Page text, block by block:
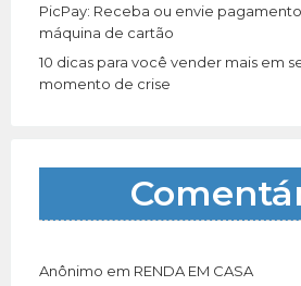
PicPay: Receba ou envie
máquina de cartão
10 dicas para você vender mais em
momento de crise
Anônimo em RENDA EM CASA